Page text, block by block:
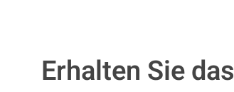
Erhalten Sie das